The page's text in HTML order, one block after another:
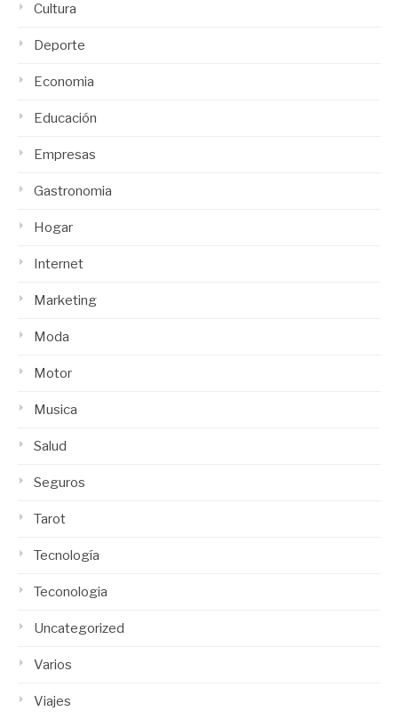
Cultura
Deporte
Economia
Educación
Empresas
Gastronomia
Hogar
Internet
Marketing
Moda
Motor
Musica
Salud
Seguros
Tarot
Tecnología
Teconologia
Uncategorized
Varios
Viajes